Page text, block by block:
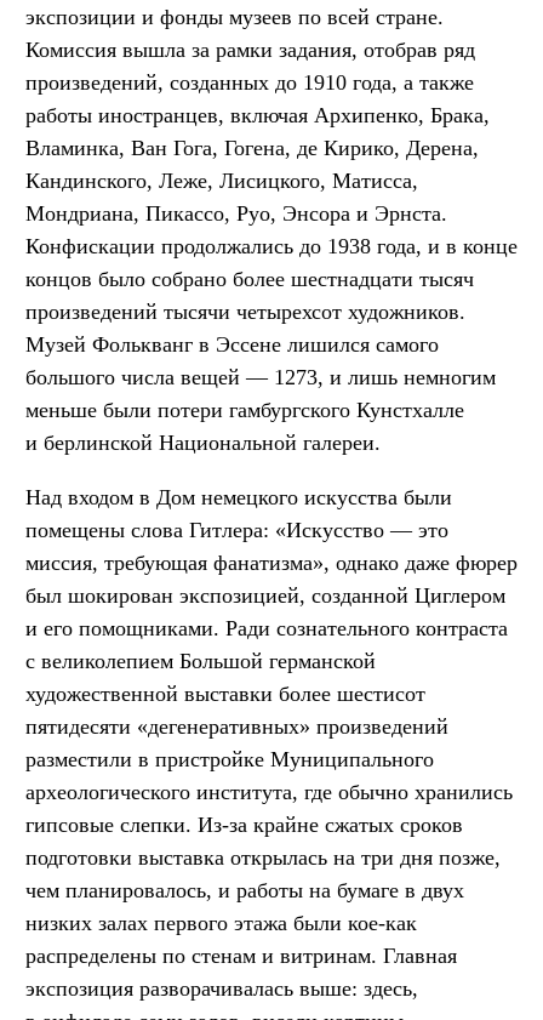
экспозиции и фонды музеев по всей стране.
Комиссия вышла за рамки задания, отобрав ряд
произведений, созданных до 1910 года, а также
работы иностранцев, включая Архипенко, Брака,
Вламинка, Ван Гога, Гогена, де Кирико, Дерена,
Кандинского, Леже, Лисицкого, Матисса,
Мондриана, Пикассо, Руо, Энсора и Эрнста.
Конфискации продолжались до 1938 года, и в конце
концов было собрано более шестнадцати тысяч
произведений тысячи четырехсот художников.
Музей Фолькванг в Эссене лишился самого
большого числа вещей — 1273, и лишь немногим
меньше были потери гамбургского Кунстхалле
и берлинской Национальной галереи.
Над входом в Дом немецкого искусства были
помещены слова Гитлера: «Искусство — это
миссия, требующая фанатизма», однако даже фюрер
был шокирован экспозицией, созданной Циглером
и его помощниками. Ради сознательного контраста
с великолепием Большой германской
художественной выставки более шестисот
пятидесяти «дегенеративных» произведений
разместили в пристройке Муниципального
археологического института, где обычно хранились
гипсовые слепки. Из-за крайне сжатых сроков
подготовки выставка открылась на три дня позже,
чем планировалось, и работы на бумаге в двух
низких залах первого этажа были кое-как
распределены по стенам и витринам. Главная
экспозиция разворачивалась выше: здесь,